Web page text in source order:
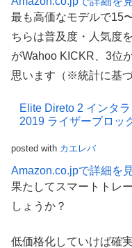
最も高価なモデルで15
ちらは普及度・人気度
がWahoo KICKR、3位
思います（※統計に基
Elite Direto 2 インタ
2019 ライザーブロッ
posted with カエレバ
Amazon.co.jpで詳細を
果たしてスマートトレ
しょうか？
低価格化していけば確